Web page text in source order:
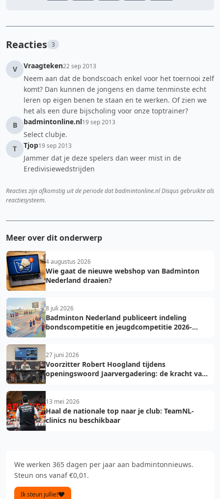
Reacties 3
V Vraagteken22 sep 2013
Neem aan dat de bondscoach enkel voor het toernooi zelf
komt? Dan kunnen de jongens en dame tenminste echt
leren op eigen benen te staan en te werken. Of zien we
het als een dure bijscholing voor onze toptrainer?
B
badmintonline.nl19 sep 2013
Select clubje.
T
Tjop19 sep 2013
Jammer dat je deze spelers dan weer mist in de
Eredivisiewedstrijden
Reacties zijn afkomstig uit de periode dat badmintonline.nl Disqus gebruikte als
reactiesysteem.
Meer over dit onderwerp
4 augustus 2026
Wie gaat de nieuwe webshop van Badminton
Nederland draaien?
8 juli 2026
Badminton Nederland publiceert indeling
bondscompetitie en jeugdcompetitie 2026-
27 juni 2026
Voorzitter Robert Hoogland tijdens
openingswoord Jaarvergadering: de kracht van
13 mei 2026
Haal de nationale top naar je club: TeamNL-
clinics nu beschikbaar
We werken 365 dagen per jaar aan badmintonnieuws.
Steun ons vanaf €0,01.
Ik steun jullie!